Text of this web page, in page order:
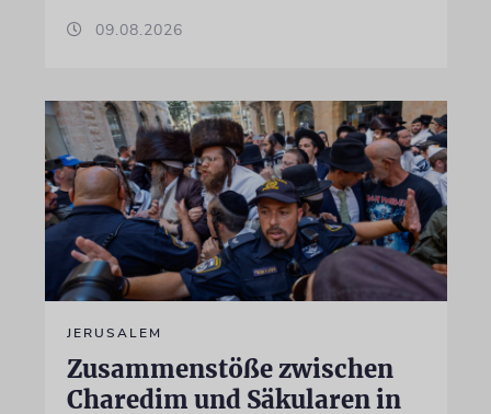
09.08.2026
JERUSALEM
Zusammenstöße zwischen
Charedim und Säkularen in